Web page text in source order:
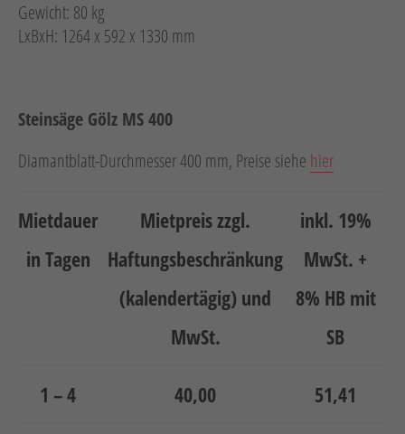
Gewicht: 80 kg
LxBxH: 1264 x 592 x 1330 mm
Steinsäge Gölz MS 400
Diamantblatt-Durchmesser 400 mm, Preise siehe hier
Mietdauer
in Tagen
Mietpreis zzgl.
Haftungsbeschränkung
(kalendertägig) und
MwSt.
inkl. 19%
MwSt. +
8% HB mit
SB
1 – 4 40,00 51,41